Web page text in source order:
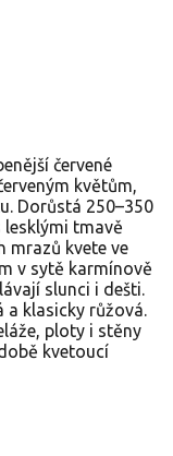
červené
květům,
Dorůstá 250–350
lesklými tmavě
mrazů kvete ve
v sytě karmínově
slunci i dešti.
klasicky růžová.
ploty i stěny
kvetoucí